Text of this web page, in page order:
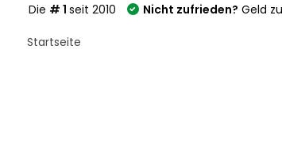
Die # 1 seit 2010 Nicht zufrieden? Geld
Startseite